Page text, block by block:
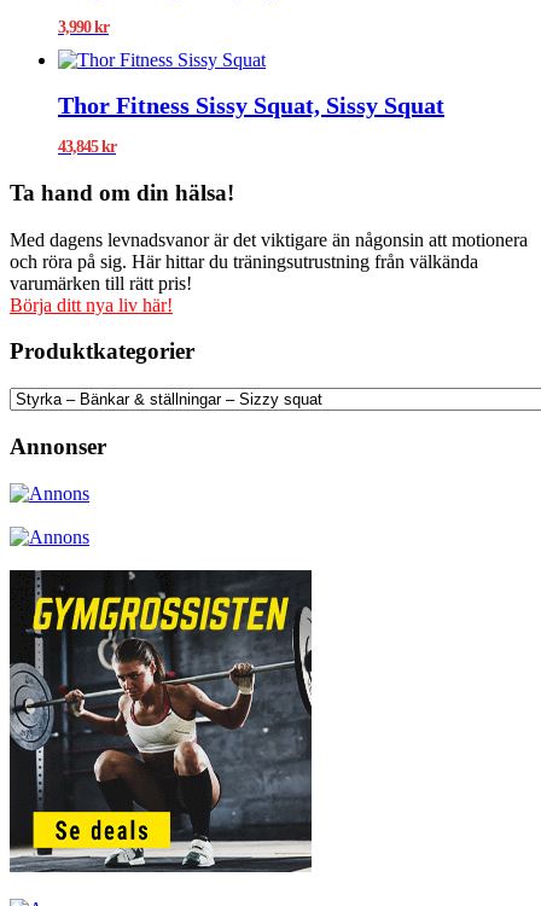
3,990kr
Thor Fitness Sissy Squat, Sissy Squat
43,845kr
Ta hand om din hälsa!
Med dagens levnadsvanor är det viktigare än någonsin att motionera
och röra på sig. Här hittar du träningsutrustning från välkända
varumärken till rätt pris!
Börja ditt nya liv här!
Produktkategorier
Annonser